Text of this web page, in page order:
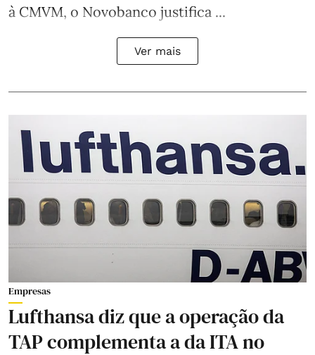
à CMVM, o Novobanco justifica ...
Ver mais
Empresas
Lufthansa diz que a operação da
TAP complementa a da ITA no